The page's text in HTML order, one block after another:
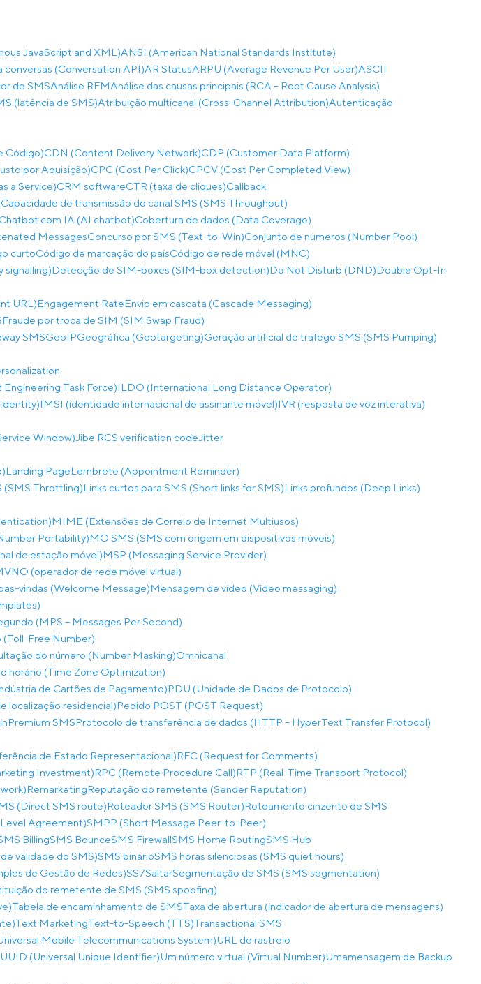
JavaScript and XML)ANSI (American National Standards Institute)
conversas (Conversation API)AR StatusARPU (Average Revenue Per User)ASCII
de SMSAnálise RFMAnálise das causas principais (RCA – Root Cause Analysis)
(latência de SMS)Atribuição multicanal (Cross-Channel Attribution)Autenticação
Código)CDN (Content Delivery Network)CDP (Customer Data Platform)
por Aquisição)CPC (Cost Per Click)CPCV (Cost Per Completed View)
a Service)CRM softwareCTR (taxa de cliques)Callback
Capacidade de transmissão do canal SMS (SMS Throughput)
Chatbot com IA (AI chatbot)Cobertura de dados (Data Coverage)
MessagesConcurso por SMS (Text-to-Win)Conjunto de números (Number Pool)
curtoCódigo de marcação do paísCódigo de rede móvel (MNC)
signalling)Detecção de SIM-boxes (SIM-box detection)Do Not Disturb (DND)Double Opt-In
URL)Engagement RateEnvio em cascata (Cascade Messaging)
Fraude por troca de SIM (SIM Swap Fraud)
SMSGeoIPGeográfica (Geotargeting)Geração artificial de tráfego SMS (SMS Pumping)
Task Force)ILDO (International Long Distance Operator)
IMSI (identidade internacional de assinante móvel)IVR (resposta de voz interativa)
Window)Jibe RCS verification codeJitter
Landing PageLembrete (Appointment Reminder)
(SMS Throttling)Links curtos para SMS (Short links for SMS)Links profundos (Deep Links)
MIME (Extensões de Correio de Internet Multiusos)
Portability)MO SMS (SMS com origem em dispositivos móveis)
de estação móvel)MSP (Messaging Service Provider)
(operador de rede móvel virtual)
vindas (Welcome Message)Mensagem de vídeo (Video messaging)
(MPS – Messages Per Second)
Free Number)
do número (Number Masking)Omnicanal
horário (Time Zone Optimization)
de Cartões de Pagamento)PDU (Unidade de Dados de Protocolo)
localização residencial)Pedido POST (POST Request)
Premium SMSProtocolo de transferência de dados (HTTP – HyperText Transfer Protocol)
de Estado Representacional)RFC (Request for Comments)
Investment)RPC (Remote Procedure Call)RTP (Real-Time Transport Protocol)
RemarketingReputação do remetente (Sender Reputation)
(Direct SMS route)Roteador SMS (SMS Router)Roteamento cinzento de SMS
Agreement)SMPP (Short Message Peer-to-Peer)
BillingSMS BounceSMS FirewallSMS Home RoutingSMS Hub
validade do SMS)SMS binárioSMS horas silenciosas (SMS quiet hours)
de Gestão de Redes)SS7SaltarSegmentação de SMS (SMS segmentation)
do remetente de SMS (SMS spoofing)
Tabela de encaminhamento de SMSTaxa de abertura (indicador de abertura de mensagens)
Text MarketingText-to-Speech (TTS)Transactional SMS
Mobile Telecommunications System)URL de rastreio
UUID (Universal Unique Identifier)Um número virtual (Virtual Number)Umamensagem de Backup